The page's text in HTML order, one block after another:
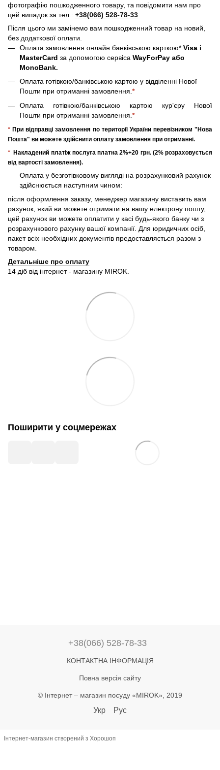
фотографію пошкодженного товару, та повідомити нам про
цей випадок за тел.: +38(066) 528-78-33
Після цього ми замінемо вам пошкодженний товар на новий,
без додаткової оплати.
Оплата замовлення онлайн банківською карткою* Visa і
MasterCard за допомогою сервіса WayForPay або
MonoBank.
Оплата готівкою/банківською картою у відділенні Нової
Пошти при отриманні замовлення. *
Оплата готівкою/банківською картою кур'єру Нової
Пошти при отриманні замовлення. *
* При відправці замовлення по території України перевізником "Нова
Пошта" ви можете здійснити оплату замовлення при отриманні.
* Накладений платіж послуга платна 2%+20 грн. (2% розраховується
від вартості замовлення).
Оплата у безготівковому вигляді на розрахунковий рахунок
здійснюється наступним чином:
після оформлення заказу, менеджер магазину виставить вам
рахунок, який ви можете отримати на вашу електрону пошту,
цей рахунок ви можете оплатити у касі будь-якого банку чи з
розрахункового рахунку вашої компанії. Для юридичних осіб,
пакет всіх необхідних документів предоставляється разом з
товаром.
Детальніше про оплату
14 діб від інтернет - магазину MIROK.
Поширити у соцмережах
+38(066) 528-78-33
КОНТАКТНА ІНФОРМАЦІЯ
Повна версія сайту
© Інтернет – магазин посуду «MIROK», 2019
Укр Рус
Інтернет-магазин створений з Хорошоп